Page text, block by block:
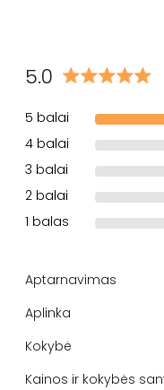
5.0
5 balai
4 balai
3 balai
2 balai
1 balas
Aptarnavimas
Aplinka
Kokybė
Kainos ir kokybės